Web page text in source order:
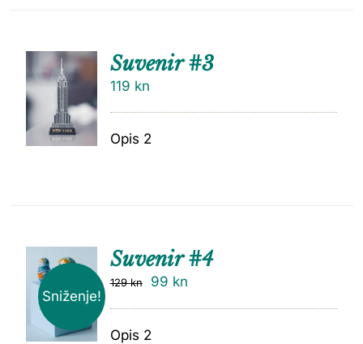
DODAJ
Suvenir #3
119 kn
Opis 2
Sniženje!
DODAJ
Suvenir #4
129kn 99 kn
Opis 2